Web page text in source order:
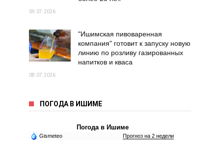
09.07.2026
"Ишимская пивоваренная
компания" готовит к запуску новую
линию по розливу газированных
напитков и кваса
08.07.2026
ПОГОДА В ИШИМЕ
Погода в Ишиме
Gismeteo Прогноз на 2 недели